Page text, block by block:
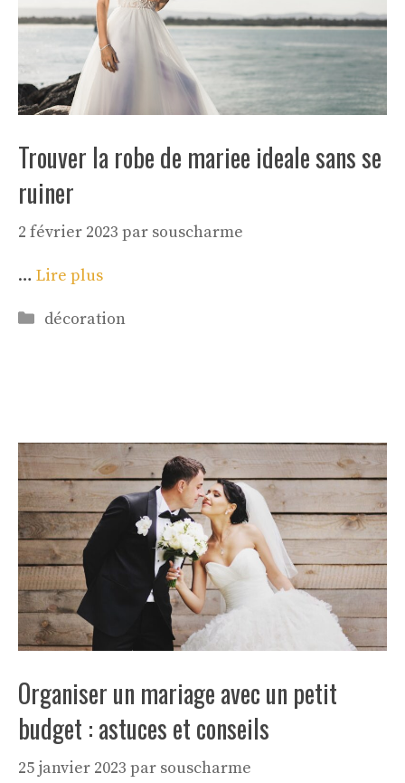
Trouver la robe de mariee ideale sans se
ruiner
2 février 2023 par souscharme
… Lire plus
Catégories
décoration
Organiser un mariage avec un petit
budget : astuces et conseils
25 janvier 2023 par souscharme